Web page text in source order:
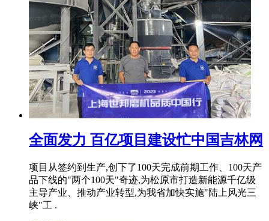
全面发力 百亿项目建设忙中国吉林网
项目从签约到生产,创下了100天完成前期工作、100天产
品下线的"两个100天"奇迹,为松原市打造新能源千亿级
主导产业、推动产业转型,为我省加快实施"陆上风光三
峡"工 .